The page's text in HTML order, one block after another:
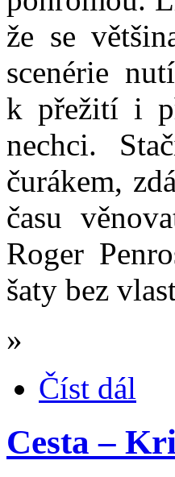
že se
scenérie
k přežití i
nechci.
čurákem,
času
Roger
šaty bez
»
Číst dál
Cesta –